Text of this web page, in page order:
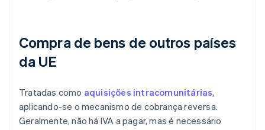
Compra de bens de outros países
da UE
Tratadas como aquisições intracomunitárias,
aplicando-se o mecanismo de cobrança reversa.
Geralmente, não há IVA a pagar, mas é necessário